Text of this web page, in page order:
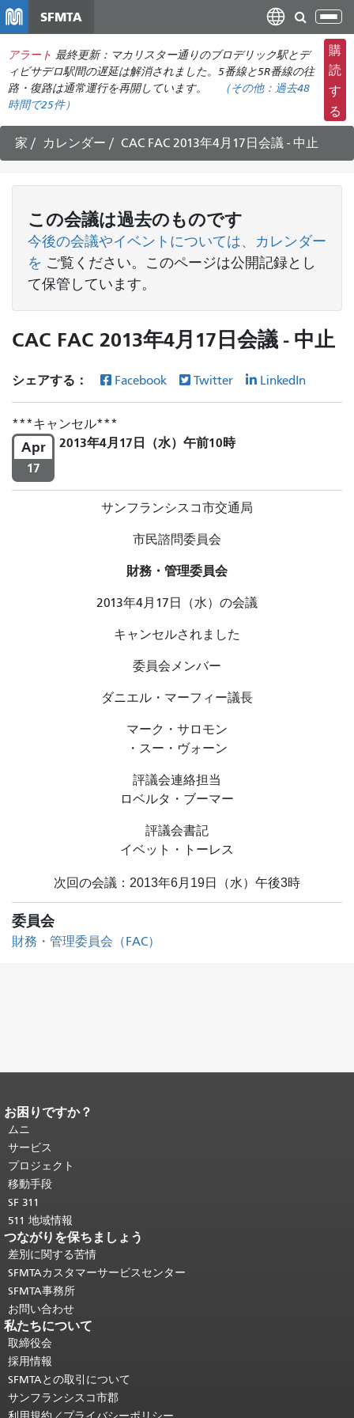
ン
コ
ン
ン
ツ
に
SFMTA
ナ
ビ
ゲ
ー
シ
ョ
の
切
え
アラート 最終更新：マカリスター通りのブロデリック駅とデ
ィビサデロ駅間の遅延は解消されました。5番線と5R番線の往
路・復路は通常運行を再開しています。
（その他： 過去48
時間で25件）
購
読
す
る
家 カレンダー CAC FAC 2013年4月17日会議 - 中止
この会議は過去のものです
今後の会議やイベントについては、カレンダー
を ご覧ください。このページは公開記録とし
て保管しています。
CAC FAC 2013年4月17日会議 - 中止
シェアする： Facebook Twitter LinkedIn
キャンセル
Apr
17
2013年4月17日（水）午前10時
サンフランシスコ市交通局
市民諮問委員会
財務・管理委員会
2013年4月17日（水）の会議
キャンセルされました
委員会メンバー
ダニエル・マーフィー議長
マーク・サロモン
・スー・ヴォーン
評議会連絡担当
ロベルタ・ブーマー
評議会書記
イベット・トーレス
次回の会議：2013年6月19日（水）午後3時
委員会
財務・管理委員会（FAC）
ページコンテンツの終わり。
ジの残りの部分はすべてのページで繰
り返されます。
頭に戻る。
お困りですか？
ムニ
サービス
プロジェクト
移動手段
SF 311
511 地域情報
つながりを保ちましょう
差別に関する苦情
SFMTAカスタマーサービスセンター
SFMTA事務所
お問い合わせ
私たちについて
取締役会
採用情報
SFMTAとの取引について
サンフランシスコ市郡